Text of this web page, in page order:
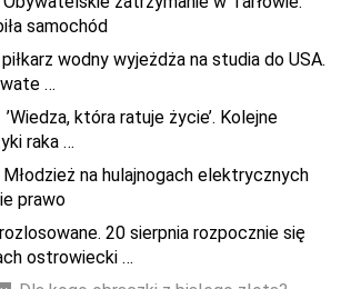
samochód
wodny wyjeżdża na studia do USA.
…
’Wiedza, która ratuje życie’. Kolejne
raka …
Młodzież na hulajnogach elektrycznych
prawo
20 sierpnia rozpocznie się
ostrowiecki …